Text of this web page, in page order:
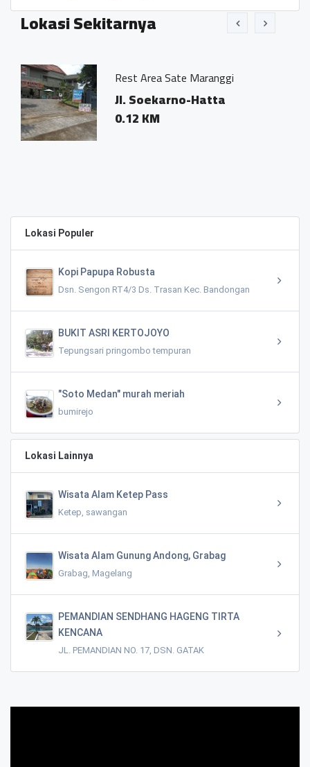
Lokasi Sekitarnya
Rest Area Sate Maranggi
Jl. Soekarno-Hatta
0.12 KM
Lokasi Populer
Kopi Papupa Robusta
Dsn. Sengon RT4/3 Ds. Trasan Kec. Bandongan
BUKIT ASRI KERTOJOYO
Tepungsari pringombo tempuran
"Soto Medan" murah meriah
bumirejo
Lokasi Lainnya
Wisata Alam Ketep Pass
Ketep, sawangan
Wisata Alam Gunung Andong, Grabag
Grabag, Magelang
PEMANDIAN SENDHANG HAGENG TIRTA
KENCANA
JL. PEMANDIAN NO. 17, DSN. GATAK